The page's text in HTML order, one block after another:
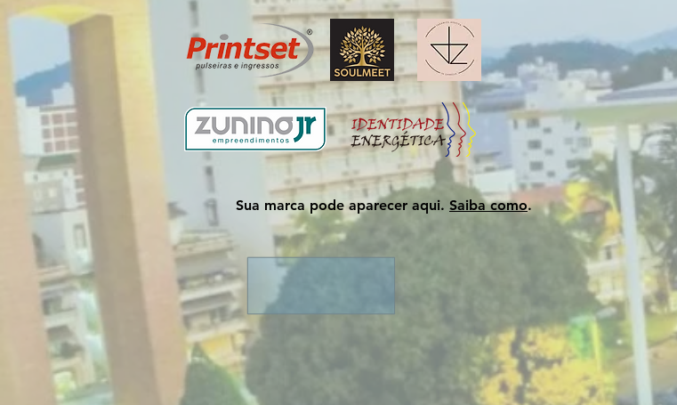
Sua marca pode aparecer aqui. Saiba como.